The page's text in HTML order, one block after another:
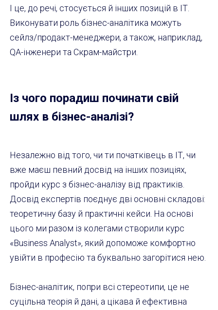
І це, до речі, стосується й інших позицій в ІТ.
Виконувати роль бізнес-аналітика можуть
сейлз/продакт-менеджери, а також, наприклад,
QA-інженери та Скрам-майстри.
Із чого порадиш починати свій
шлях в бізнес-аналізі?
Незалежно від того, чи ти початківець в ІТ, чи
вже маєш певний досвід на інших позиціях,
пройди курс з бізнес-аналізу від практиків.
Досвід експертів поєднує дві основні складові:
теоретичну базу й практичні кейси. На основі
цього ми разом із колегами створили курс
«Business Analyst», який допоможе комфортно
увійти в професію та буквально загорітися нею.
Бізнес-аналітик, попри всі стереотипи, це не
суцільна теорія й дані, а цікава й ефективна